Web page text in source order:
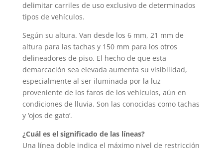
delimitar carriles de uso exclusivo de determinados
tipos de vehículos.
Según su altura. Van desde los 6 mm, 21 mm de
altura para las tachas y 150 mm para los otros
delineadores de piso. El hecho de que esta
demarcación sea elevada aumenta su visibilidad,
especialmente al ser iluminada por la luz
proveniente de los faros de los vehículos, aún en
condiciones de lluvia. Son las conocidas como tachas
y ‘ojos de gato’.
¿Cuál es el significado de las líneas?
Una línea doble indica el máximo nivel de restricción